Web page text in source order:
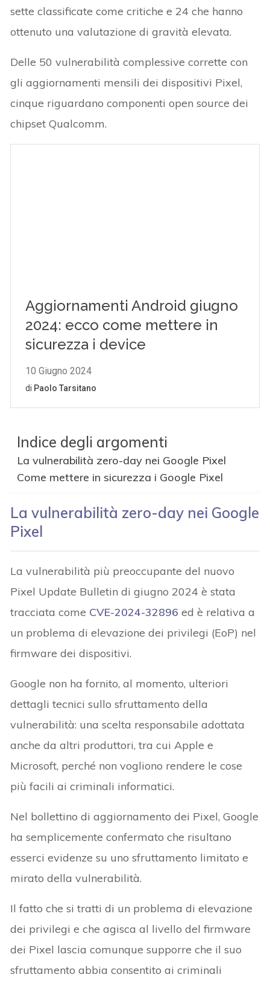
sette classificate come critiche e 24 che hanno
ottenuto una valutazione di gravità elevata.
Delle 50 vulnerabilità complessive corrette con
gli aggiornamenti mensili dei dispositivi Pixel,
cinque riguardano componenti open source dei
chipset Qualcomm.
Indice degli argomenti
La vulnerabilità zero-day nei Google Pixel
Come mettere in sicurezza i Google Pixel
La vulnerabilità zero-day nei Google
Pixel
La vulnerabilità più preoccupante del nuovo
Pixel Update Bulletin di giugno 2024 è stata
tracciata come CVE-2024-32896 ed è relativa a
un problema di elevazione dei privilegi (EoP) nel
firmware dei dispositivi.
Google non ha fornito, al momento, ulteriori
dettagli tecnici sullo sfruttamento della
vulnerabilità: una scelta responsabile adottata
anche da altri produttori, tra cui Apple e
Microsoft, perché non vogliono rendere le cose
più facili ai criminali informatici.
Nel bollettino di aggiornamento dei Pixel, Google
ha semplicemente confermato che risultano
esserci evidenze su uno sfruttamento limitato e
mirato della vulnerabilità.
Il fatto che si tratti di un problema di elevazione
dei privilegi e che agisca al livello del firmware
dei Pixel lascia comunque supporre che il suo
sfruttamento abbia consentito ai criminali